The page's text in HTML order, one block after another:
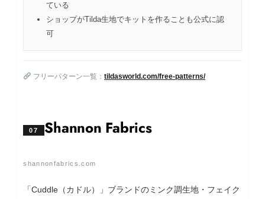
ている
ショップがTilda生地でキットを作ることも公式に認
可
フリーパターン一覧：tildasworld.com/free-patterns/
07 Shannon Fabrics
shannonfabrics.com
「Cuddle（カドル）」ブランドのミンク調生地・フェイク